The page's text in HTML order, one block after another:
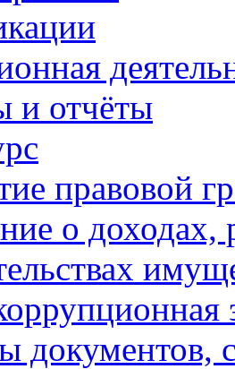
и отчёты
правовой
о доходах,
документов,